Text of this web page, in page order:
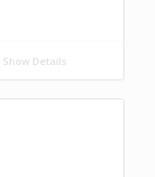
Show Details